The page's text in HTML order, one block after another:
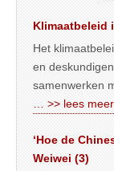
Klimaatbeleid
Het
en
samenwerken
… >> lees meer
‘Hoe de
Weiwei (3)